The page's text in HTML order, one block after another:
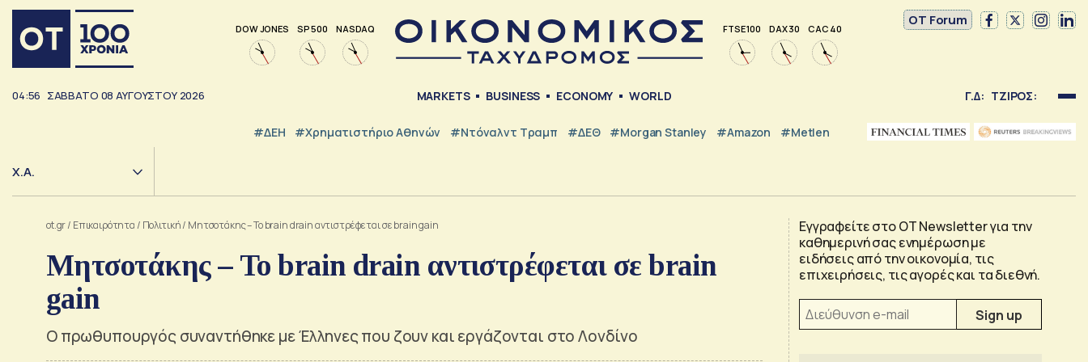
DOW JONES SP 500 NASDAQ FTSE 100 DAX 30 CAC 40
OT Forum
04:56 ΣΑΒΒΑΤΟ 08 ΑΥΓΟΥΣΤΟΥ 2026 MARKETS BUSINESS ECONOMY WORLD Γ.Δ: ΤΖΙΡΟΣ:
#ΔΕΗ #Χρηματιστήριο Αθηνών #Ντόναλντ Τραμπ #ΔΕΘ #Morgan Stanley #Amazon #Metlen
Χ.Α.
ot.gr/ Επικαιρότητα / Πολιτική/ Μητσοτάκης – Το brain drain αντιστρέφεται σε brain gain
Μητσοτάκης – Το brain drain αντιστρέφεται σε brain
gain
Ο πρωθυπουργός συναντήθηκε με Έλληνες που ζουν και εργάζονται στο Λονδίνο
Εγγραφείτε στο OT Newsletter για την
καθημερινή σας ενημέρωση με
ειδήσεις από την οικονομία, τις
επιχειρήσεις, τις αγορές και τα διεθνή.